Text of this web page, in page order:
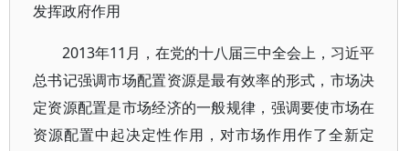
发挥政府作用
2013年11月，在党的十八届三中全会上，习近平
总书记强调市场配置资源是最有效率的形式，市场决
定资源配置是市场经济的一般规律，强调要使市场在
资源配置中起决定性作用，对市场作用作了全新定